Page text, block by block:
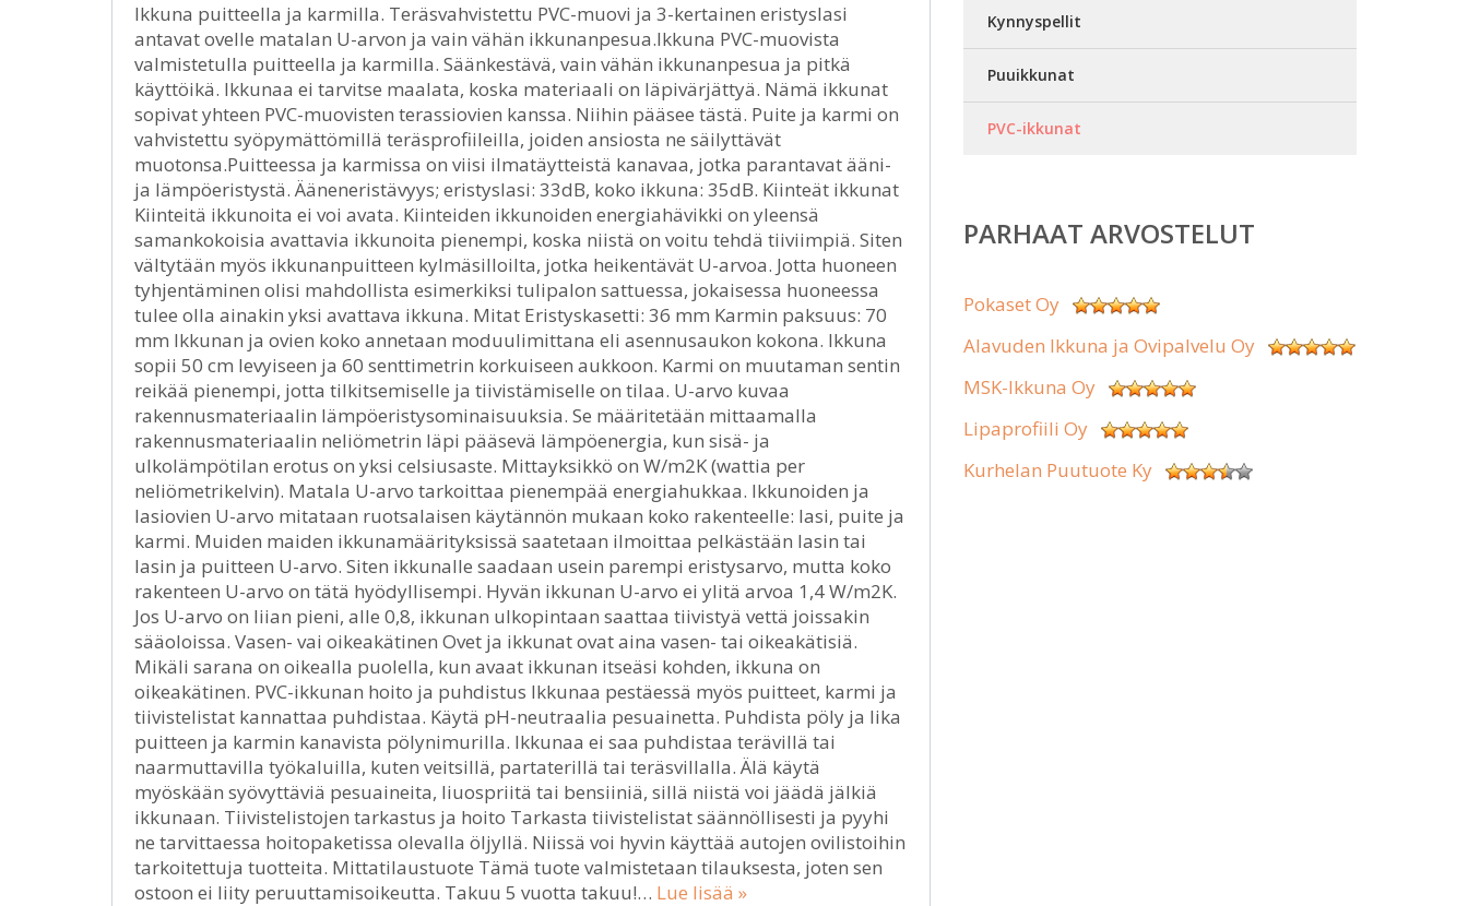
Ikkuna puitteella ja karmilla. Teräsvahvistettu PVC-muovi ja 3-kertainen eristyslasi
antavat ovelle matalan U-arvon ja vain vähän ikkunanpesua.Ikkuna PVC-muovista
valmistetulla puitteella ja karmilla. Säänkestävä, vain vähän ikkunanpesua ja pitkä
käyttöikä. Ikkunaa ei tarvitse maalata, koska materiaali on läpivärjättyä. Nämä ikkunat
sopivat yhteen PVC-muovisten terassiovien kanssa. Niihin pääsee tästä. Puite ja karmi on
vahvistettu syöpymättömillä teräsprofiileilla, joiden ansiosta ne säilyttävät
muotonsa.Puitteessa ja karmissa on viisi ilmatäytteistä kanavaa, jotka parantavat ääni-
ja lämpöeristystä. Ääneneristävyys; eristyslasi: 33dB, koko ikkuna: 35dB. Kiinteät ikkunat
Kiinteitä ikkunoita ei voi avata. Kiinteiden ikkunoiden energiahävikki on yleensä
samankokoisia avattavia ikkunoita pienempi, koska niistä on voitu tehdä tiiviimpiä. Siten
vältytään myös ikkunanpuitteen kylmäsilloilta, jotka heikentävät U-arvoa. Jotta huoneen
tyhjentäminen olisi mahdollista esimerkiksi tulipalon sattuessa, jokaisessa huoneessa
tulee olla ainakin yksi avattava ikkuna. Mitat Eristyskasetti: 36 mm Karmin paksuus: 70
mm Ikkunan ja ovien koko annetaan moduulimittana eli asennusaukon kokona. Ikkuna
sopii 50 cm levyiseen ja 60 senttimetrin korkuiseen aukkoon. Karmi on muutaman sentin
reikää pienempi, jotta tilkitsemiselle ja tiivistämiselle on tilaa. U-arvo kuvaa
rakennusmateriaalin lämpöeristysominaisuuksia. Se määritetään mittaamalla
rakennusmateriaalin neliömetrin läpi pääsevä lämpöenergia, kun sisä- ja
ulkolämpötilan erotus on yksi celsiusaste. Mittayksikkö on W/m2K (wattia per
neliömetrikelvin). Matala U-arvo tarkoittaa pienempää energiahukkaa. Ikkunoiden ja
lasiovien U-arvo mitataan ruotsalaisen käytännön mukaan koko rakenteelle: lasi, puite ja
karmi. Muiden maiden ikkunamäärityksissä saatetaan ilmoittaa pelkästään lasin tai
lasin ja puitteen U-arvo. Siten ikkunalle saadaan usein parempi eristysarvo, mutta koko
rakenteen U-arvo on tätä hyödyllisempi. Hyvän ikkunan U-arvo ei ylitä arvoa 1,4 W/m2K.
Jos U-arvo on liian pieni, alle 0,8, ikkunan ulkopintaan saattaa tiivistyä vettä joissakin
sääoloissa. Vasen- vai oikeakätinen Ovet ja ikkunat ovat aina vasen- tai oikeakätisiä.
Mikäli sarana on oikealla puolella, kun avaat ikkunan itseäsi kohden, ikkuna on
oikeakätinen. PVC-ikkunan hoito ja puhdistus Ikkunaa pestäessä myös puitteet, karmi ja
tiivistelistat kannattaa puhdistaa. Käytä pH-neutraalia pesuainetta. Puhdista pöly ja lika
puitteen ja karmin kanavista pölynimurilla. Ikkunaa ei saa puhdistaa terävillä tai
naarmuttavilla työkaluilla, kuten veitsillä, partaterillä tai teräsvillalla. Älä käytä
myöskään syövyttäviä pesuaineita, liuospriitä tai bensiiniä, sillä niistä voi jäädä jälkiä
ikkunaan. Tiivistelistojen tarkastus ja hoito Tarkasta tiivistelistat säännöllisesti ja pyyhi
ne tarvittaessa hoitopaketissa olevalla öljyllä. Niissä voi hyvin käyttää autojen ovilistoihin
tarkoitettuja tuotteita. Mittatilaustuote Tämä tuote valmistetaan tilauksesta, joten sen
ostoon ei liity peruuttamisoikeutta. Takuu 5 vuotta takuu!… Lue lisää »
Kynnyspellit
Puuikkunat
PVC-ikkunat
PARHAAT ARVOSTELUT
Pokaset Oy
Alavuden Ikkuna ja Ovipalvelu Oy
MSK-Ikkuna Oy
Lipaprofiili Oy
Kurhelan Puutuote Ky